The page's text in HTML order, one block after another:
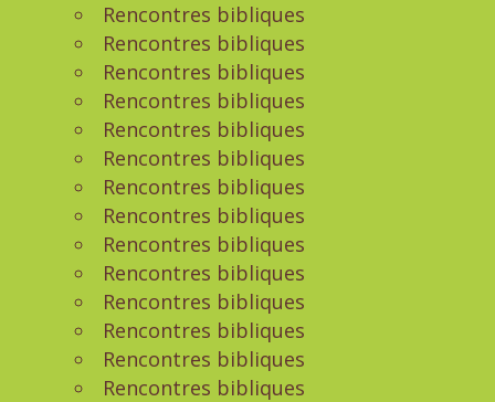
Rencontres bibliques
Rencontres bibliques
Rencontres bibliques
Rencontres bibliques
Rencontres bibliques
Rencontres bibliques
Rencontres bibliques
Rencontres bibliques
Rencontres bibliques
Rencontres bibliques
Rencontres bibliques
Rencontres bibliques
Rencontres bibliques
Rencontres bibliques